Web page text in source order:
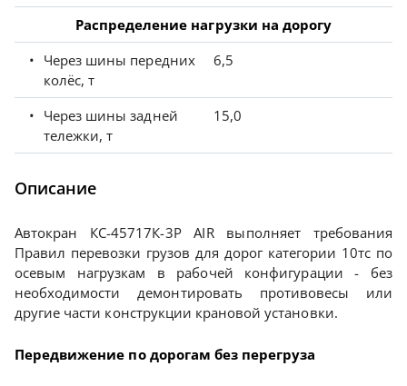
Распределение нагрузки на дорогу
Через шины передних
колёс, т
6,5
Через шины задней
тележки, т
15,0
Описание
Автокран КС-45717К-3Р AIR выполняет требования
Правил перевозки грузов для дорог категории 10тс по
осевым нагрузкам в рабочей конфигурации - без
необходимости демонтировать противовесы или
другие части конструкции крановой установки.
Передвижение по дорогам без перегруза